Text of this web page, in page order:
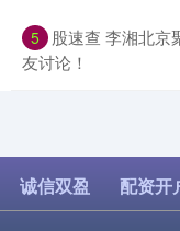
5
股速查 李湘北京
友讨论！
诚信双盈 配资开